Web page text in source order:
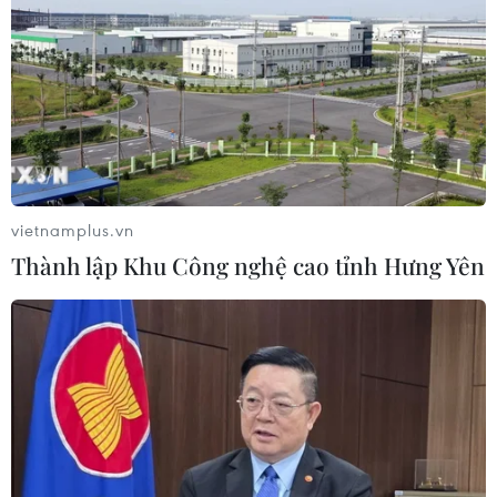
đưa khán giả về thời thanh xuân
trong trẻo
24/07/2026 22:40
Tùng Dương bắt 'trend' giới trẻ, làm
MV 'Nếu cả đời không rực rỡ thì sao?'
09/07/2026 13:07
Tiến sỹ-ca sỹ Nguyễn Khánh Ly: 20
năm bền bỉ để chạm tới 'Khát vọng
tình yêu'
02/07/2026 13:47
Phim mới trên VTV: Cuộc đấu trí âm
vietnamplus.vn
Thành lập Khu Công nghệ cao tỉnh Hưng Yên